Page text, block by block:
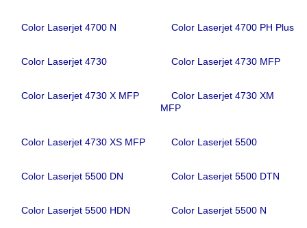
Color Laserjet 4700 N Color Laserjet 4700 PH Plus
Color Laserjet 4730 Color Laserjet 4730 MFP
Color Laserjet 4730 X MFP
Color Laserjet 4730 XM
MFP
Color Laserjet 4730 XS MFP Color Laserjet 5500
Color Laserjet 5500 DN Color Laserjet 5500 DTN
Color Laserjet 5500 HDN Color Laserjet 5500 N